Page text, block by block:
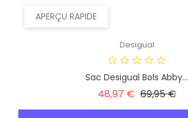
APERÇU RAPIDE
Desigual
Sac Desigual Bols Abby...
48,97 € Prix
69,95 €Prix